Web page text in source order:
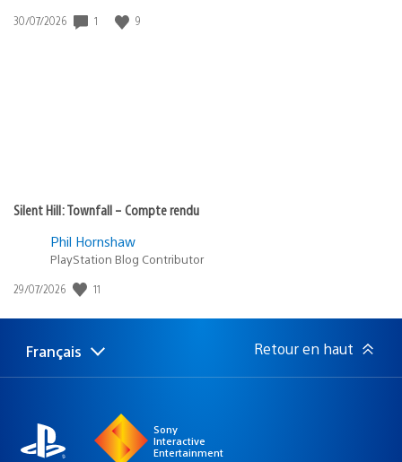
Date
30/07/2026 1 9
Silent Hill: Townfall – Compte rendu
Phil Hornshaw
PlayStation Blog Contributor
Date
publication
29/07/2026 11
Choisir
une
Région
actuelle
Français Retour en haut
Sony
Interactive
Entertainment